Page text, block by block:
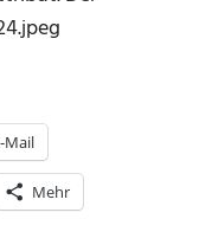
Mail
Mehr